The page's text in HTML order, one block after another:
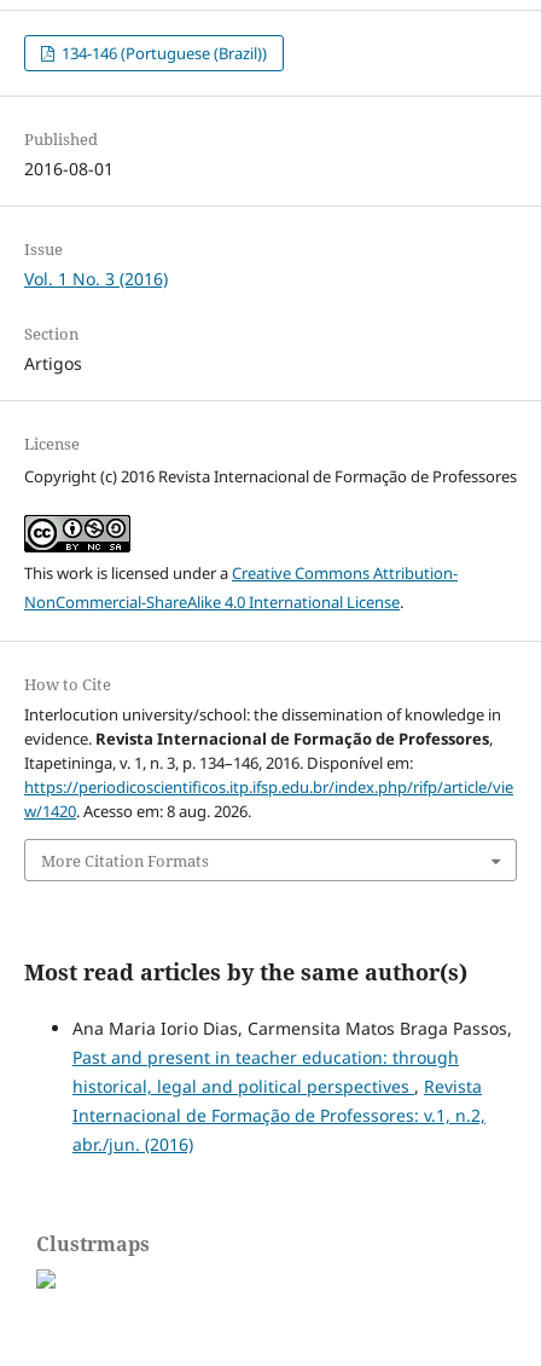
134-146 (Portuguese (Brazil))
Published
2016-08-01
Issue
Vol. 1 No. 3 (2016)
Section
Artigos
License
Copyright (c) 2016 Revista Internacional de Formação de Professores
This work is licensed under aCreative Commons Attribution-
NonCommercial-ShareAlike 4.0 International License.
How to Cite
Interlocution university/school: the dissemination of knowledge in
evidence. Revista Internacional de Formação de Professores,
Itapetininga, v. 1, n. 3, p. 134–146, 2016. Disponível em:
https://periodicoscientificos.itp.ifsp.edu.br/index.php/rifp/article/vie
w/1420. Acesso em: 8 aug. 2026.
More Citation Formats
Most read articles by the same author(s)
Ana Maria Iorio Dias, Carmensita Matos Braga Passos,
Past and present in teacher education: through
historical, legal and political perspectives , Revista
Internacional de Formação de Professores: v.1, n.2,
abr./jun. (2016)
Clustrmaps